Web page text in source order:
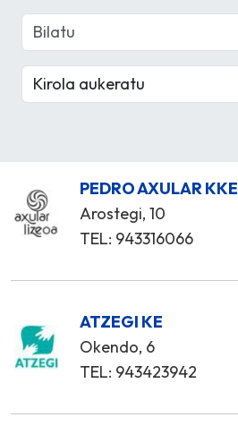
PEDRO AXULAR KKE
Arostegi, 10
TEL: 943316066
ATZEGI KE
Okendo, 6
TEL: 943423942